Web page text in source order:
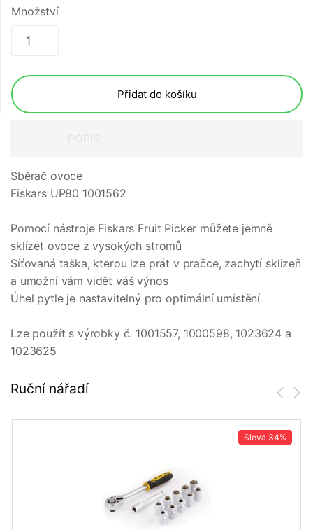
Množství
Přidat do košíku
Sběrač ovoce
Fiskars UP80 1001562
Pomocí nástroje Fiskars Fruit Picker můžete jemně
sklízet ovoce z vysokých stromů
Síťovaná taška, kterou lze prát v pračce, zachytí sklizeň
a umožní vám vidět váš výnos
Úhel pytle je nastavitelný pro optimální umístění
Lze použít s výrobky č. 1001557, 1000598, 1023624 a
1023625
Ruční nářadí
Sleva 34%